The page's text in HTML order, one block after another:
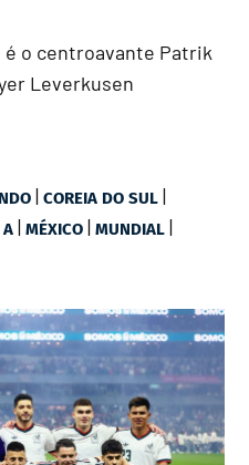
é o centroavante Patrik
Leverkusen
|COREIA DO SUL |
A |MÉXICO |MUNDIAL |